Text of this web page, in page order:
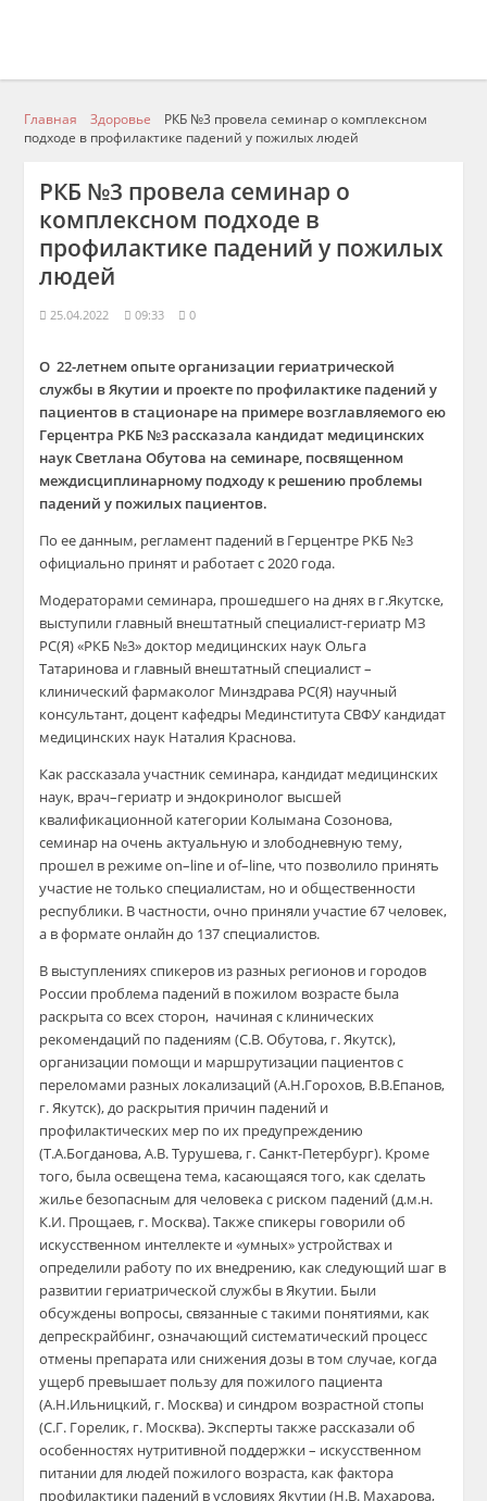
Главная Здоровье
РКБ №3 провела семинар о комплексном
подходе в профилактике падений у пожилых людей
РКБ №3 провела семинар о
комплексном подходе в
профилактике падений у пожилых
людей
25.04.2022 09:33 0
О 22-летнем опытеорганизации гериатрической
службы в Якутии и проекте по профилактике падений у
пациентов в стационаре на примере возглавляемогоею
Герцентра РКБ №3 рассказала кандидат медицинских
наук СветланаОбутова на семинаре, посвященном
междисциплинарному подходу к решению проблемы
падений у пожилых пациентов.
По ее данным, регламент падений в Герцентре РКБ №3
официально принят и работает с 2020 года.
Модераторами семинара, прошедшего на днях в г.Якутске,
выступили главный внештатный специалист-гериатр МЗ
РС(Я) «РКБ №3» доктор медицинских наук Ольга
Татаринова и главный внештатный специалист –
клинический фармаколог Минздрава РС(Я) научный
консультант, доцент кафедры МединститутаСВФУ кандидат
медицинских наук Наталия Краснова.
Как рассказалаучастниксеминара, кандидат медицинских
наук, врач–гериатр и эндокринолог высшей
квалификационной категории КолыманаСозонова,
семинар на очень актуальную и злободневную тему,
прошел в режимеon–line иof–line, что позволило принять
участие не только специалистам, но и общественности
республики. В частности, очно приняли участие 67 человек,
а в формате онлайн до 137 специалистов.
В выступлениях спикеров из разных регионов и городов
России проблема падений в пожилом возрасте была
раскрыта со всех сторон, начиная с клинических
рекомендаций по падениям (С.В.Обутова, г. Якутск),
организации помощи и маршрутизации пациентов с
переломами разных локализаций(А.Н.Горохов, В.В.Епанов,
г. Якутск),до раскрытия причин падений и
профилактических мер по их предупреждению
(Т.А.Богданова, А.В.Турушева, г.Cанкт-Петербург). Кроме
того, была освещена тема, касающаяся того, как сделать
жилье безопасным для человека с риском падений(д.м.н.
К.И. Прощаев, г. Москва). Такжеспикеры говорили об
искусственном интеллекте и «умных» устройствах и
определили работу по их внедрению, как следующий шаг в
развитии гериатрической службы в Якутии. Были
обсуждены вопросы, связанные с такими понятиями, как
депрескрайбинг, означающий систематический процесс
отмены препарата или снижения дозы в том случае, когда
ущерб превышает пользу для пожилого пациента
(А.Н.Ильницкий, г. Москва) исиндром возрастной стопы
(С.Г. Горелик, г. Москва).Экспертытакже рассказали об
особенностях нутритивной поддержки – искусственном
питании для людей пожилого возраста, как фактора
профилактики падений в условиях Якутии (Н.В. Махарова,